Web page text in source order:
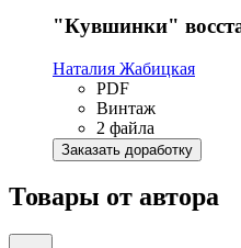
"Кувшинки"
Наталия Жабицкая
PDF
Винтаж
2 файла
Заказать доработку
Товары от автора